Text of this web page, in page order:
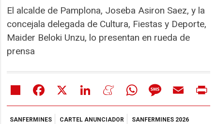
El alcalde de Pamplona, Joseba Asiron Saez, y la
concejala delegada de Cultura, Fiestas y Deporte,
Maider Beloki Unzu, lo presentan en rueda de
prensa
Share Facebook LinkedIn MeneameWhatsAppMessageEmail
SANFERMINES CARTEL ANUNCIADOR SANFERMINES 2026